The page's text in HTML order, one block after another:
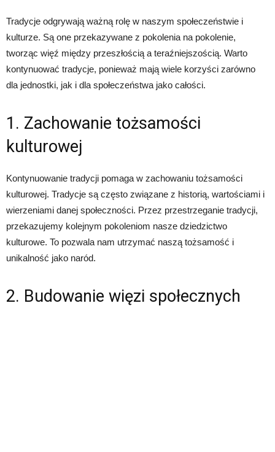
Tradycje odgrywają ważną rolę w naszym społeczeństwie i
kulturze. Są one przekazywane z pokolenia na pokolenie,
tworząc więź między przeszłością a teraźniejszością. Warto
kontynuować tradycje, ponieważ mają wiele korzyści zarówno
dla jednostki, jak i dla społeczeństwa jako całości.
1. Zachowanie tożsamości
kulturowej
Kontynuowanie tradycji pomaga w zachowaniu tożsamości
kulturowej. Tradycje są często związane z historią, wartościami i
wierzeniami danej społeczności. Przez przestrzeganie tradycji,
przekazujemy kolejnym pokoleniom nasze dziedzictwo
kulturowe. To pozwala nam utrzymać naszą tożsamość i
unikalność jako naród.
2. Budowanie więzi społecznych